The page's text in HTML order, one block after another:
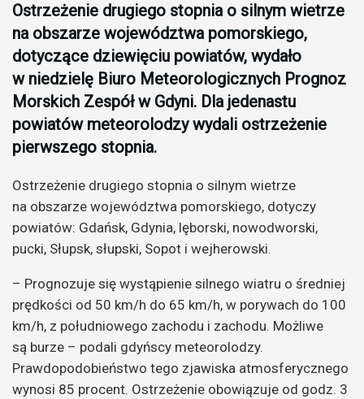
Ostrzeżenie drugiego stopnia o silnym wietrze
na obszarze województwa pomorskiego,
dotyczące dziewięciu powiatów, wydało
w niedzielę Biuro Meteorologicznych Prognoz
Morskich Zespół w Gdyni. Dla jedenastu
powiatów meteorolodzy wydali ostrzeżenie
pierwszego stopnia.
Ostrzeżenie drugiego stopnia o silnym wietrze
na obszarze województwa pomorskiego, dotyczy
powiatów: Gdańsk, Gdynia, lęborski, nowodworski,
pucki, Słupsk, słupski, Sopot i wejherowski.
– Prognozuje się wystąpienie silnego wiatru o średniej
prędkości od 50 km/h do 65 km/h, w porywach do 100
km/h, z południowego zachodu i zachodu. Możliwe
są burze – podali gdyńscy meteorolodzy.
Prawdopodobieństwo tego zjawiska atmosferycznego
wynosi 85 procent. Ostrzeżenie obowiązuje od godz. 3